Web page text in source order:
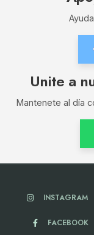
Unite a
Mantenete al día
INSTAGRAM
FACEBOOK